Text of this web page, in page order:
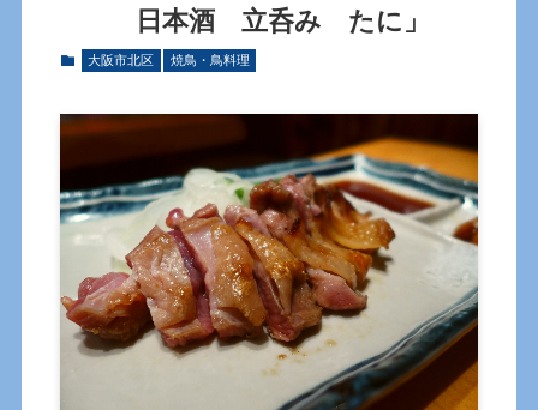
日本酒 立呑み たに」
大阪市北区 焼鳥・鳥料理